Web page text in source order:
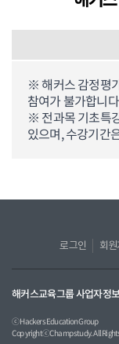
※ 해커스 감정평
참여가 불가합니
※ 전과목 기초특
있으며, 수강기간
로그인 회
해커스교육그룹 사업자정
ⓒ Hackers Education Group
CopyrightⓒChampstudy. All